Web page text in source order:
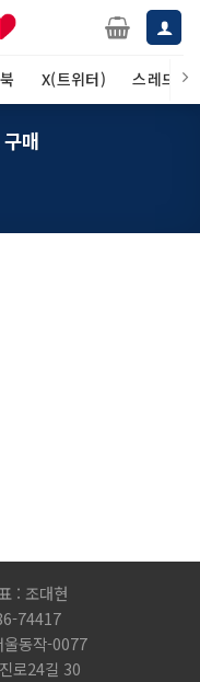
X(트위터) 스레드
매
: 조대현
74417
동작-0077
로24길 30